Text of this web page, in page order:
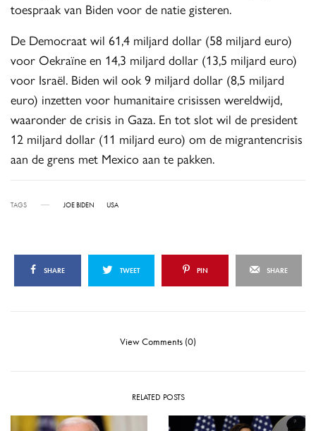
toespraak van Biden voor de natie gisteren.
De Democraat wil 61,4 miljard dollar (58 miljard euro)
voor Oekraïne en 14,3 miljard dollar (13,5 miljard euro)
voor Israël. Biden wil ook 9 miljard dollar (8,5 miljard
euro) inzetten voor humanitaire crisissen wereldwijd,
waaronder de crisis in Gaza. En tot slot wil de president
12 miljard dollar (11 miljard euro) om de migrantencrisis
aan de grens met Mexico aan te pakken.
TAGS JOE BIDEN USA
SHARE TWEET PIN SHARE
View Comments (0)
RELATED POSTS